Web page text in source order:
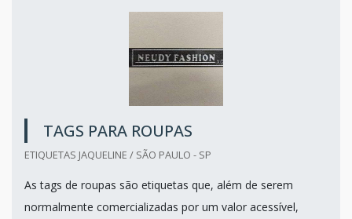
TAGS PARA ROUPAS
ETIQUETAS JAQUELINE / SÃO PAULO - SP
As tags de roupas são etiquetas que, além de serem
normalmente comercializadas por um valor acessível,